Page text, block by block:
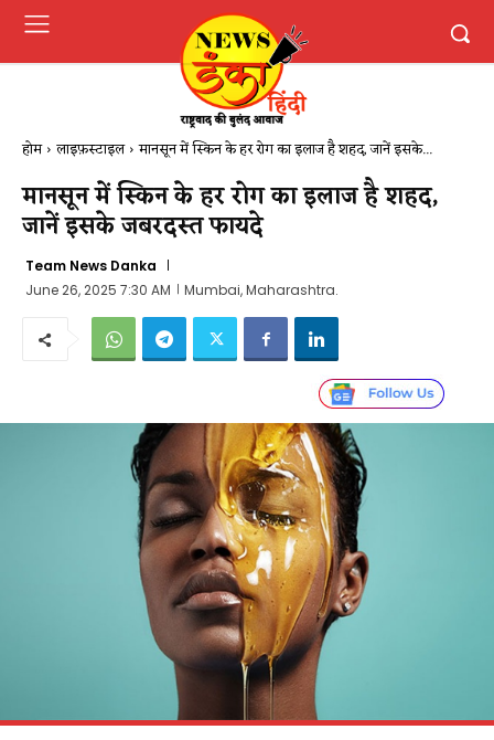
होम लाइफ़स्टाइल मानसून में स्किन के हर रोग का इलाज है शहद, जानें इसके...
मानसून में स्किन के हर रोग का इलाज है शहद,
जानें इसके जबरदस्त फायदे
Team News Danka
June 26, 2025 7:30 AM
Mumbai, Maharashtra.